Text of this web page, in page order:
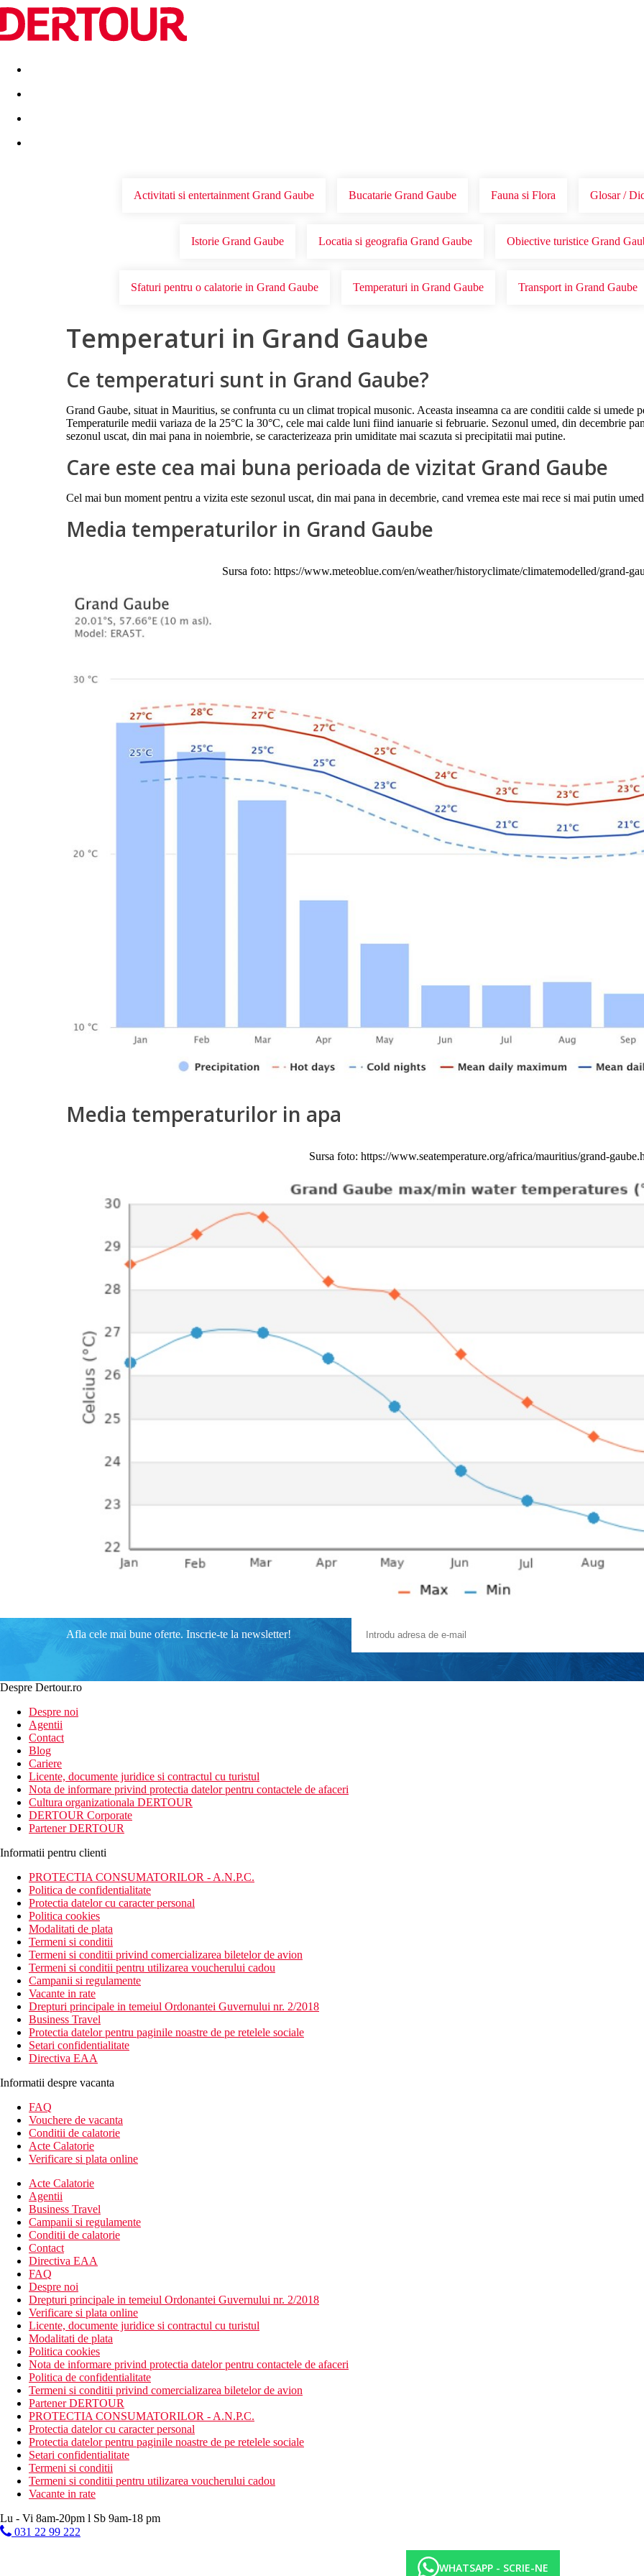
Destinatii Vacanta perfecta OFERTE DE NERATAT
Activitati si entertainment Grand Gaube Bucatarie Grand Gaube Fauna si Flora Glosar /
Istorie Grand Gaube Locatia si geografia Grand Gaube Obiective turistice Grand
Sfaturi pentru o calatorie in Grand Gaube Temperaturi in Grand Gaube Transport in Grand Gaube
Temperaturi in Grand Gaube
Ce temperaturi sunt in Grand Gaube?
Grand Gaube, situat in Mauritius, se confrunta cu un climat tropical musonic. Aceasta inseamna ca are conditii calde si umede
Temperaturile medii variaza de la 25°C la 30°C, cele mai calde luni fiind ianuarie si februarie. Sezonul umed, din decembrie
sezonul uscat, din mai pana in noiembrie, se caracterizeaza prin umiditate mai scazuta si precipitatii mai putine.
Care este cea mai buna perioada de vizitat Grand Gaube
Cel mai bun moment pentru a vizita este sezonul uscat, din mai pana in decembrie, cand vremea este mai rece si mai putin
Media temperaturilor in Grand Gaube
Sursa foto: https://www.meteoblue.com/en/weather/historyclimate/climatemodelled/grand-
Media temperaturilor in apa
Sursa foto: https://www.seatemperature.org/africa/mauritius/grand-
Afla cele mai bune oferte. Inscrie-te la newsletter!
Despre Dertour.ro
Despre noi
Agentii
Contact
Blog
Cariere
Licente, documente juridice si contractul cu turistul
Nota de informare privind protectia datelor pentru contactele de afaceri
Cultura organizationala DERTOUR
DERTOUR Corporate
Partener DERTOUR
Informatii pentru clienti
PROTECTIA CONSUMATORILOR - A.N.P.C.
Politica de confidentialitate
Protectia datelor cu caracter personal
Politica cookies
Modalitati de plata
Termeni si conditii
Termeni si conditii privind comercializarea biletelor de avion
Termeni si conditii pentru utilizarea voucherului cadou
Campanii si regulamente
Vacante in rate
Drepturi principale in temeiul Ordonantei Guvernului nr. 2/2018
Business Travel
Protectia datelor pentru paginile noastre de pe retelele sociale
Setari confidentialitate
Directiva EAA
Informatii despre vacanta
FAQ
Vouchere de vacanta
Conditii de calatorie
Acte Calatorie
Verificare si plata online
Acte Calatorie
Agentii
Business Travel
Campanii si regulamente
Conditii de calatorie
Contact
Directiva EAA
FAQ
Despre noi
Drepturi principale in temeiul Ordonantei Guvernului nr. 2/2018
Verificare si plata online
Licente, documente juridice si contractul cu turistul
Modalitati de plata
Politica cookies
Nota de informare privind protectia datelor pentru contactele de afaceri
Politica de confidentialitate
Termeni si conditii privind comercializarea biletelor de avion
Partener DERTOUR
PROTECTIA CONSUMATORILOR - A.N.P.C.
Protectia datelor cu caracter personal
Protectia datelor pentru paginile noastre de pe retelele sociale
Setari confidentialitate
Termeni si conditii
Termeni si conditii pentru utilizarea voucherului cadou
Vacante in rate
Lu - Vi 8am-20pm l Sb 9am-18 pm
031 22 99 222
WHATSAPP - SCRIE-NE